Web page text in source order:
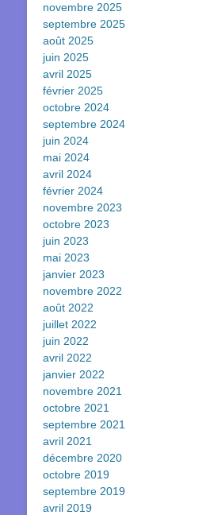
novembre 2025
septembre 2025
août 2025
juin 2025
avril 2025
février 2025
octobre 2024
septembre 2024
juin 2024
mai 2024
avril 2024
février 2024
novembre 2023
octobre 2023
juin 2023
mai 2023
janvier 2023
novembre 2022
août 2022
juillet 2022
juin 2022
avril 2022
janvier 2022
novembre 2021
octobre 2021
septembre 2021
avril 2021
décembre 2020
octobre 2019
septembre 2019
avril 2019